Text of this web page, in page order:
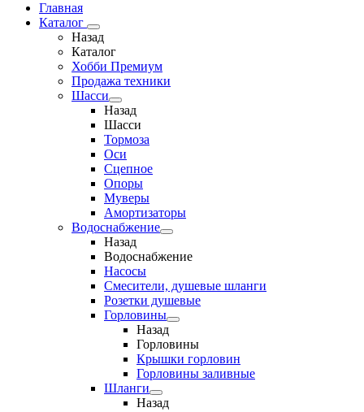
Главная
Каталог
Назад
Каталог
Хобби Премиум
Продажа техники
Шасси
Назад
Шасси
Тормоза
Оси
Сцепное
Опоры
Муверы
Амортизаторы
Водоснабжение
Назад
Водоснабжение
Насосы
Смесители, душевые шланги
Розетки душевые
Горловины
Назад
Горловины
Крышки горловин
Горловины заливные
Шланги
Назад